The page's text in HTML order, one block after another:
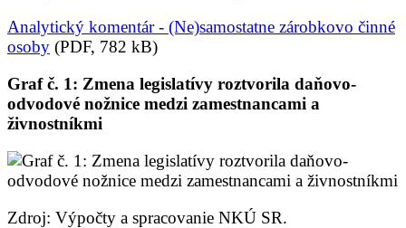
Analytický komentár - (Ne)samostatne zárobkovo činné
osoby (PDF, 782 kB)
Graf č. 1: Zmena legislatívy roztvorila daňovo-
odvodové nožnice medzi zamestnancami a
živnostníkmi
Zdroj: Výpočty a spracovanie NKÚ SR.